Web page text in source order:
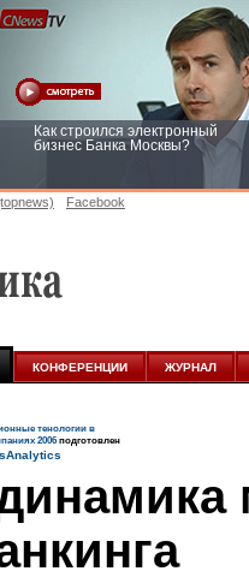
Как строился электронный
бизнес Банка Москвы?
Facebook
КОНФЕРЕНЦИИ ЖУРНАЛ
тенологии в
2006подготовлен